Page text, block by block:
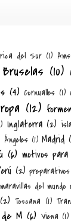
del Sur (1)
Bruselas (10)
(4) Cornualles (1)
(12)
Inglaterra (2)
Ángeles (1) Madrid
(6) motivos
(2) preparativos
del mundo
(2) Toscana (1)
M (6) Viena (1)